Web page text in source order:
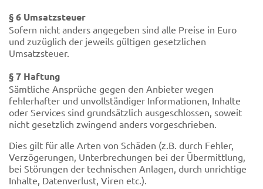
§ 6 Umsatzsteuer
Sofern nicht anders angegeben sind alle Preise in Euro
und zuzüglich der jeweils gültigen gesetzlichen
Umsatzsteuer.
§ 7 Haftung
Sämtliche Ansprüche gegen den Anbieter wegen
fehlerhafter und unvollständiger Informationen, Inhalte
oder Services sind grundsätzlich ausgeschlossen, soweit
nicht gesetzlich zwingend anders vorgeschrieben.
Dies gilt für alle Arten von Schäden (z.B. durch Fehler,
Verzögerungen, Unterbrechungen bei der Übermittlung,
bei Störungen der technischen Anlagen, durch unrichtige
Inhalte, Datenverlust, Viren etc.).